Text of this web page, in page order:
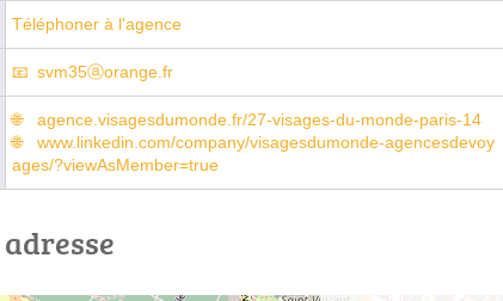
Téléphoner à l'agence
svm35ⓐorange.fr
agence.visagesdumonde.fr/27-visages-du-monde-paris-14
www.linkedin.com/company/visagesdumonde-agencesdevoy
ages/?viewAsMember=true